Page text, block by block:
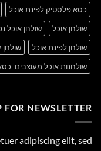
כסא פלסטיק לפינת אוכל
שולחן אוכל
שולחן אוכל
שולחן לפינת אוכל
שולחן
שולחנות אוכל מעוצבים'
FOR NEWSLETTER
adipiscing elit, sed